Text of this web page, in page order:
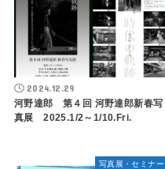
2024.12.29
河野達郎 第４回 河野達郎新春写
真展 2025.1/2～1/10.Fri.
写真展・セミナー